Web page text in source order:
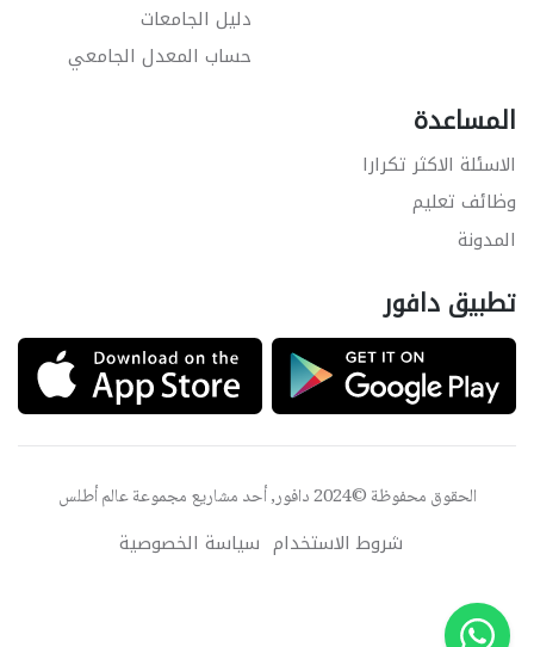
دليل الجامعات
حساب المعدل الجامعي
المساعدة
الاسئلة الاكثر تكرارا
وظائف تعليم
المدونة
تطبيق دافور
الحقوق محفوظة ©2024 دافور, أحد مشاريع مجموعة عالم أطلس
شروط الاستخدام سياسة الخصوصية